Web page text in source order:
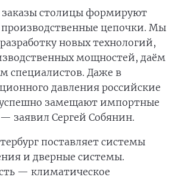
столицы формируют
производственные цепочки. Мы
новых технологий,
мощностей, даём
специалистов. Даже в
давления российские
замещают импортные
заявил Сергей Собянин.
поставляет системы
и дверные системы.
— климатическое